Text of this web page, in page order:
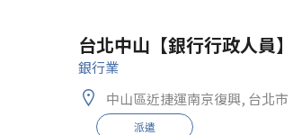
台北中山【銀行行政人員
銀行業
中山區近捷運南京復興, 台北市
派遣